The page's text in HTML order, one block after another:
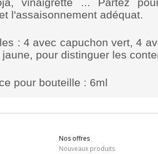
l'assaisonnement adéquat.
: 4 avec capuchon vert, 4
pour distinguer les
pour bouteille : 6ml
Nos offres
Nouveaux produits